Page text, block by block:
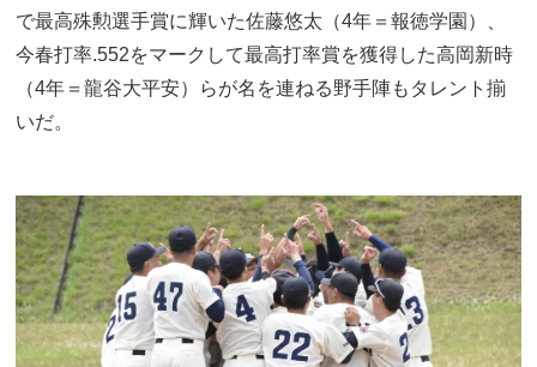
で最高殊勲選手賞に輝いた佐藤悠太（4年＝報徳学園）、
今春打率.552をマークして最高打率賞を獲得した高岡新時
（4年＝龍谷大平安）らが名を連ねる野手陣もタレント揃
いだ。